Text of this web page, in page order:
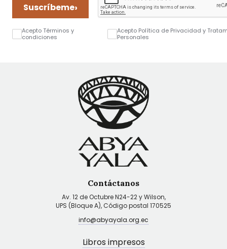
Suscríbeme›
Acepto Términos y
condiciones
Acepto Política de Privacidad y
Personales
Contáctanos
Av. 12 de Octubre N24-22 y Wilson,
UPS (Bloque A), Código postal 170525
info@abyayala.org.ec
Libros impresos